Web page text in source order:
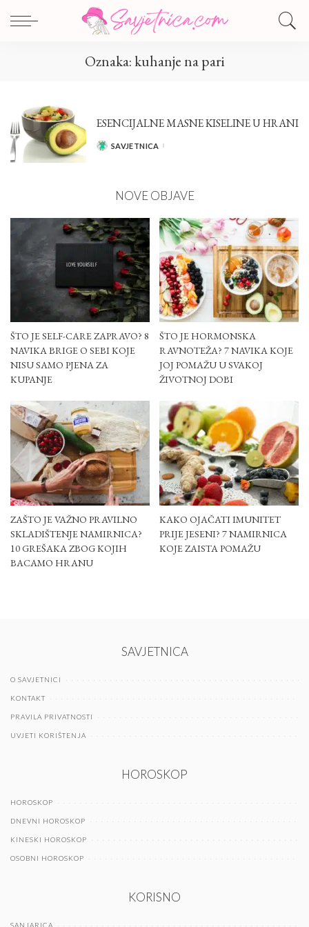
Oznaka:kuhanje na pari
ESENCIJALNE MASNE KISELINE U HRANI
POSTED
SAVJETNICA
NOVE OBJAVE
ŠTO JE SELF-CARE ZAPRAVO? 8
NAVIKA BRIGE O SEBI KOJE
NISU SAMO PJENA ZA
KUPANJE
ŠTO JE HORMONSKA
RAVNOTEŽA? 7 NAVIKA KOJE
JOJ POMAŽU U SVAKOJ
ŽIVOTNOJ DOBI
ZAŠTO JE VAŽNO PRAVILNO
SKLADIŠTENJE NAMIRNICA?
10 GREŠAKA ZBOG KOJIH
BACAMO HRANU
KAKO OJAČATI IMUNITET
PRIJE JESENI? 7 NAMIRNICA
KOJE ZAISTA POMAŽU
SAVJETNICA
O SAVJETNICI
KONTAKT
PRAVILA PRIVATNOSTI
UVJETI KORIŠTENJA
HOROSKOP
HOROSKOP
DNEVNI HOROSKOP
KINESKI HOROSKOP
OSOBNI HOROSKOP
KORISNO
SANJARICA